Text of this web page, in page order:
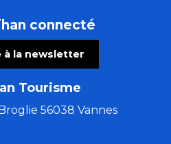
connecté
à la newsletter
Tourisme
56038 Vannes